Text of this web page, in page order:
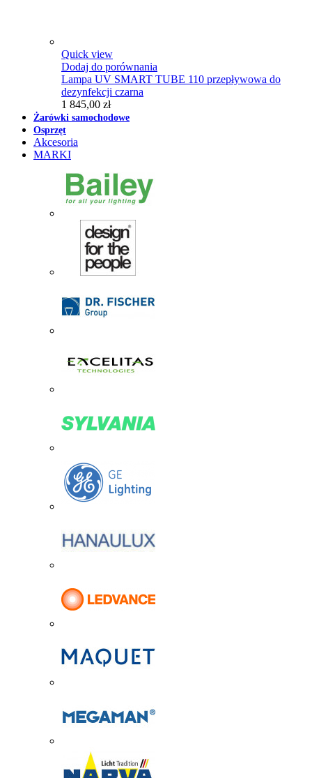
Quick view
Dodaj do porównania
Lampa UV SMART TUBE 110 przepływowa do
dezynfekcji czarna
1 845,00 zł
Żarówki samochodowe
Osprzęt
Akcesoria
MARKI